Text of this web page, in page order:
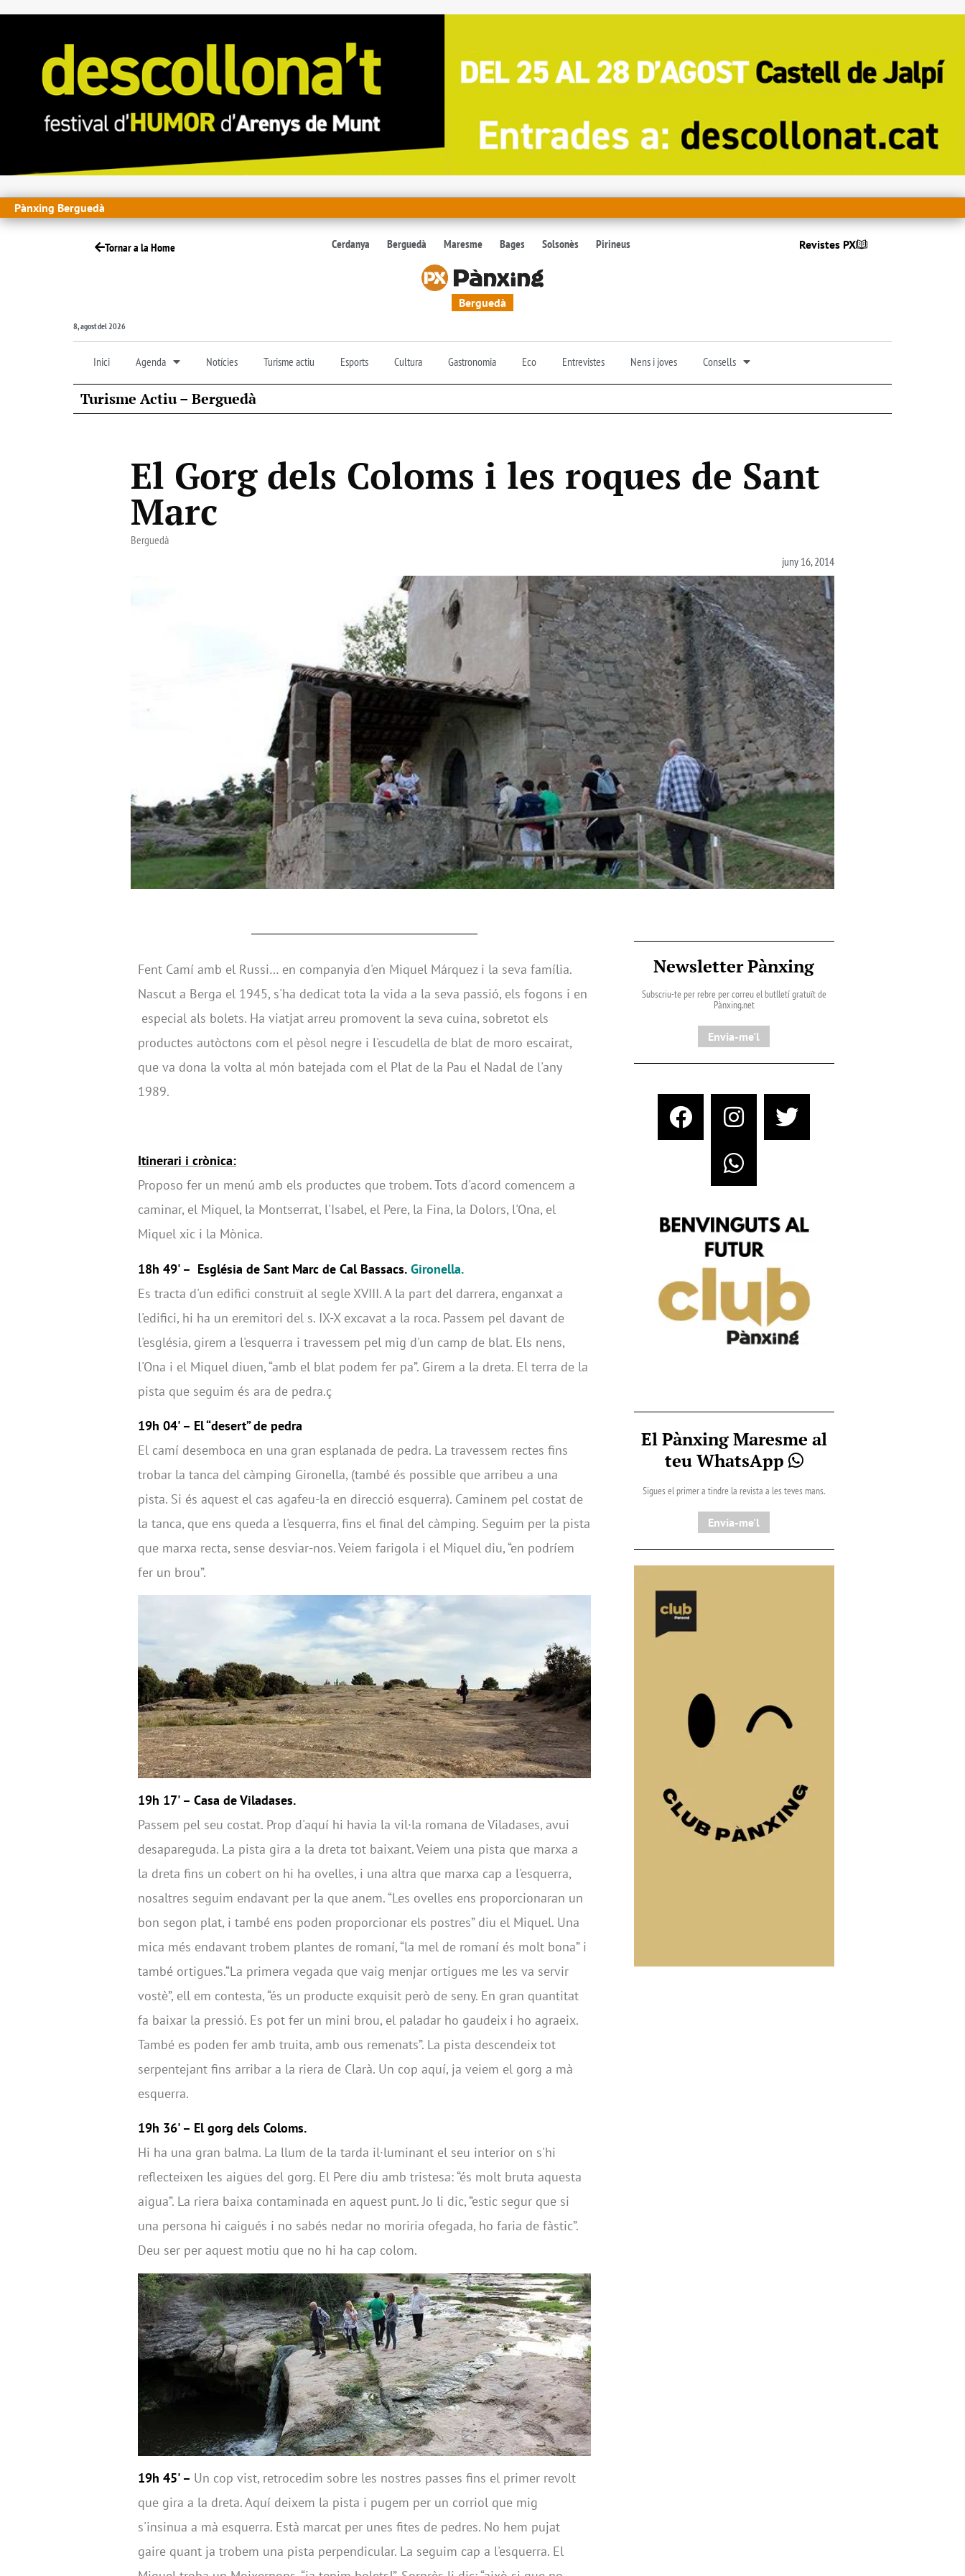
Pànxing Berguedà
Tornar a la Home Cerdanya Berguedà Maresme Bages Solsonès Pirineus Revistes PX
Berguedà
8, agost del 2026
Inici Agenda Notícies Turisme actiu Esports Cultura Gastronomia Eco Entrevistes Nens i joves Consells
Turisme Actiu – Berguedà
El Gorg dels Coloms i les roques de Sant
Marc
Berguedà
juny 16, 2014
Fent Camí amb el Russi… en companyia d'en Miquel Márquez i la seva família.
Nascut a Berga el 1945, s'ha dedicat tota la vida a la seva passió, els fogons i en
especial als bolets. Ha viatjat arreu promovent la seva cuina, sobretot els
productes autòctons com el pèsol negre i l'escudella de blat de moro escairat,
que va dona la volta al món batejada com el Plat de la Pau el Nadal de l'any
1989.
Itinerari i crònica:
Proposo fer un menú amb els productes que trobem. Tots d'acord comencem a
caminar, el Miquel, la Montserrat, l'Isabel, el Pere, la Fina, la Dolors, l'Ona, el
Miquel xic i la Mònica.
18h 49' – Església de Sant Marc de Cal Bassacs. Gironella.
Es tracta d'un edifici construït al segle XVIII. A la part del darrera, enganxat a
l'edifici, hi ha un eremitori del s. IX-X excavat a la roca. Passem pel davant de
l'església, girem a l'esquerra i travessem pel mig d'un camp de blat. Els nens,
l'Ona i el Miquel diuen, “amb el blat podem fer pa”. Girem a la dreta. El terra de la
pista que seguim és ara de pedra.ç
19h 04' – El “desert” de pedra
El camí desemboca en una gran esplanada de pedra. La travessem rectes fins
trobar la tanca del càmping Gironella, (també és possible que arribeu a una
pista. Si és aquest el cas agafeu-la en direcció esquerra). Caminem pel costat de
la tanca, que ens queda a l'esquerra, fins el final del càmping. Seguim per la pista
que marxa recta, sense desviar-nos. Veiem farigola i el Miquel diu, “en podríem
fer un brou”.
19h 17' – Casa de Viladases.
Passem pel seu costat. Prop d'aquí hi havia la vil·la romana de Viladases, avui
desapareguda. La pista gira a la dreta tot baixant. Veiem una pista que marxa a
la dreta fins un cobert on hi ha ovelles, i una altra que marxa cap a l'esquerra,
nosaltres seguim endavant per la que anem. “Les ovelles ens proporcionaran un
bon segon plat, i també ens poden proporcionar els postres” diu el Miquel. Una
mica més endavant trobem plantes de romaní, “la mel de romaní és molt bona” i
també ortigues.“La primera vegada que vaig menjar ortigues me les va servir
vostè”, ell em contesta, “és un producte exquisit però de seny. En gran quantitat
fa baixar la pressió. Es pot fer un mini brou, el paladar ho gaudeix i ho agraeix.
També es poden fer amb truita, amb ous remenats”. La pista descendeix tot
serpentejant fins arribar a la riera de Clarà. Un cop aquí, ja veiem el gorg a mà
esquerra.
19h 36' – El gorg dels Coloms.
Hi ha una gran balma. La llum de la tarda il·luminant el seu interior on s'hi
reflecteixen les aigües del gorg. El Pere diu amb tristesa: “és molt bruta aquesta
aigua”. La riera baixa contaminada en aquest punt. Jo li dic, “estic segur que si
una persona hi caigués i no sabés nedar no moriria ofegada, ho faria de fàstic”.
Deu ser per aquest motiu que no hi ha cap colom.
19h 45' – Un cop vist, retrocedim sobre les nostres passes fins el primer revolt
que gira a la dreta. Aquí deixem la pista i pugem per un corriol que mig
s'insinua a mà esquerra. Està marcat per unes fites de pedres. No hem pujat
gaire quant ja trobem una pista perpendicular. La seguim cap a l'esquerra. El
Newsletter Pànxing
Subscriu-te per rebre per correu el butlletí gratuït de
Pànxing.net​
Envia-me'l
El Pànxing Maresme al
teu WhatsApp
Sigues el primer a tindre la revista a les teves mans.
Envia-me'l